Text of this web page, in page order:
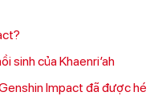
sinh của Khaenri’ah
Impact đã được hé